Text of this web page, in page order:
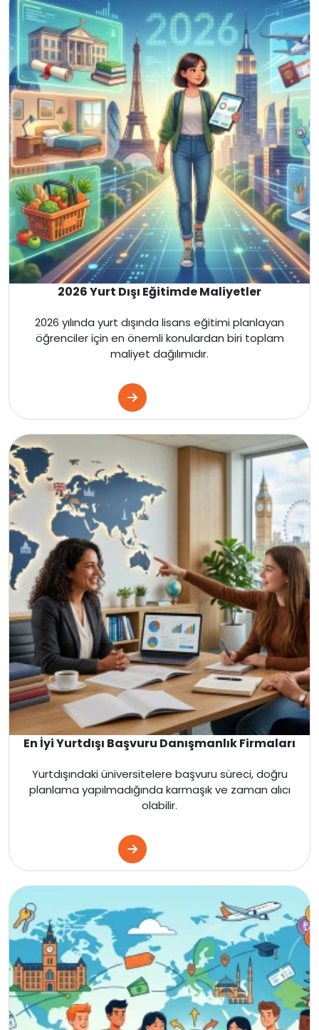
İngiltere
Kanada
Amerika
İngiltere
Kanada
Malta
İngiltere
Amerika
Kanada
Fransa
2026 Yurt Dışı Eğitimde Maliyetler
2026 yılında yurt dışında lisans eğitimi planlayan
öğrenciler için en önemli konulardan biri toplam
maliyet dağılımıdır.
En İyi Yurtdışı Başvuru Danışmanlık Firmaları
Yurtdışındaki üniversitelere başvuru süreci, doğru
planlama yapılmadığında karmaşık ve zaman alıcı
olabilir.